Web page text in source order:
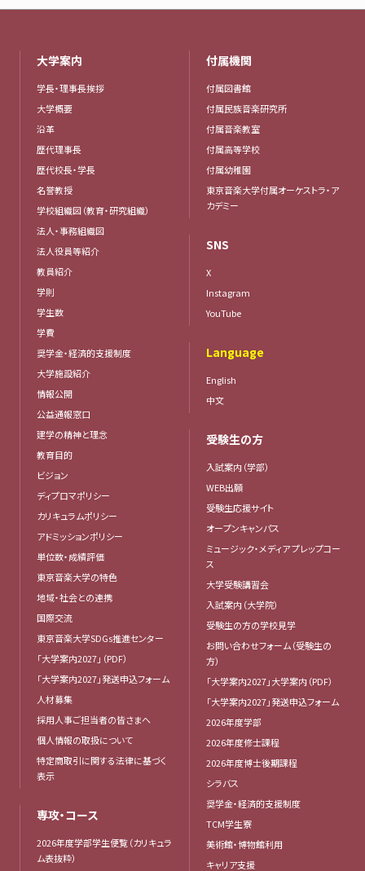
大学案内
学長・理事長挨拶
大学概要
沿革
歴代理事長
歴代校長・学長
名誉教授
学校組織図（教育・研究組織）
法人・事務組織図
法人役員等紹介
教員紹介
学則
学生数
学費
奨学金・経済的支援制度
大学施設紹介
情報公開
公益通報窓口
建学の精神と理念
教育目的
ビジョン
ディプロマポリシー
カリキュラムポリシー
アドミッションポリシー
単位数・成績評価
東京音楽大学の特色
地域・社会との連携
国際交流
東京音楽大学SDGs推進センター
「大学案内2027」（PDF）
「大学案内2027」発送申込フォーム
人材募集
採用人事ご担当者の皆さまへ
個人情報の取扱について
特定商取引に関する法律に基づく
表示
専攻・コース
2026年度学部学生便覧（カリキュラ
ム表抜粋）
付属機関
付属図書館
付属民族音楽研究所
付属音楽教室
付属高等学校
付属幼稚園
東京音楽大学付属オーケストラ・ア
カデミー
SNS
X
Instagram
YouTube
Language
English
中文
受験生の方
入試案内（学部）
WEB出願
受験生応援サイト
オープンキャンパス
ミュージック・メディア プレップコー
ス
大学受験講習会
入試案内（大学院）
受験生の方の学校見学
お問い合わせフォーム（受験生の
方）
「大学案内2027」大学案内（PDF）
「大学案内2027」発送申込フォーム
2026年度学部
2026年度修士課程
2026年度博士後期課程
シラバス
奨学金・経済的支援制度
TCM学生寮
美術館・博物館利用
キャリア支援